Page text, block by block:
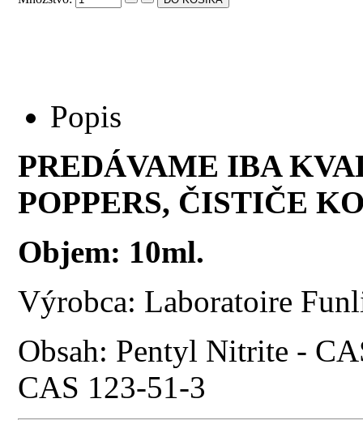
Popis
PREDÁVAME IBA
POPPERS, ČISTIČE
Objem: 10ml.
Výrobca: Laboratoire
Obsah: Pentyl Nitrite -
CAS 123-51-3